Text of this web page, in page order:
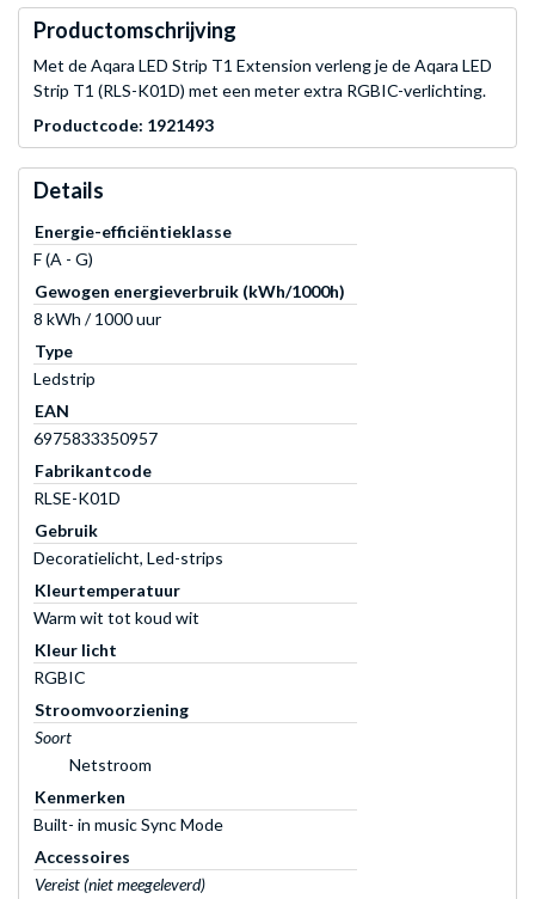
Productomschrijving
Met de Aqara LED Strip T1 Extension verleng je de Aqara LED
Strip T1 (RLS-K01D) met een meter extra RGBIC-verlichting.
Productcode: 1921493
Details
Energie-efficiëntieklasse
F (A - G)
Gewogen energieverbruik (kWh/1000h)
8 kWh / 1000 uur
Type
Ledstrip
EAN
6975833350957
Fabrikantcode
RLSE-K01D
Gebruik
Decoratielicht, Led-strips
Kleurtemperatuur
Warm wit tot koud wit
Kleur licht
RGBIC
Stroomvoorziening
Soort
Netstroom
Kenmerken
Built- in music Sync Mode
Accessoires
Vereist (niet meegeleverd)